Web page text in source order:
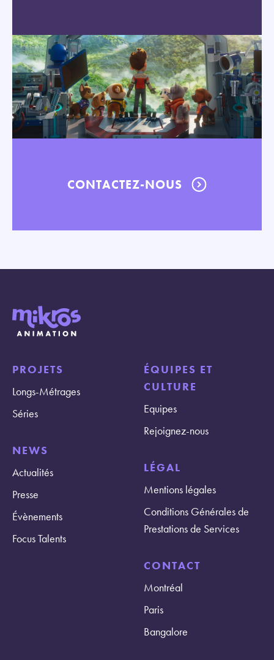
CONTACTEZ-NOUS
PROJETS
Longs-Métrages
Séries
NEWS
Actualités
Presse
Évènements
Focus Talents
ÉQUIPES ET
CULTURE
Equipes
Rejoignez-nous
LÉGAL
Mentions légales
Conditions Générales de
Prestations de Services
CONTACT
Montréal
Paris
Bangalore